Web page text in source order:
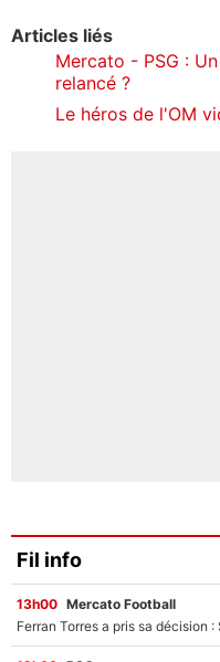
Articles liés
Mercato - PSG :
relancé ?
Le héros de l'OM
Fil info
13h00 Mercato Football